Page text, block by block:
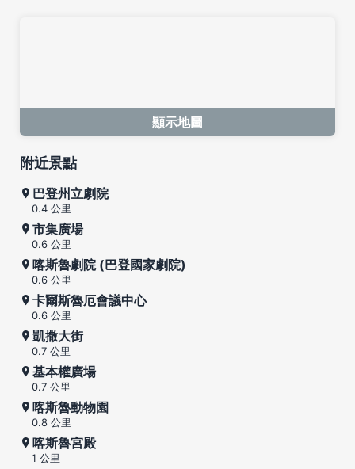
顯示地圖
附近景點
巴登州立劇院
0.4 公里
市集廣場
0.6 公里
喀斯魯劇院 (巴登國家劇院)
0.6 公里
卡爾斯魯厄會議中心
0.6 公里
凱撒大街
0.7 公里
基本權廣場
0.7 公里
喀斯魯動物園
0.8 公里
喀斯魯宮殿
1 公里